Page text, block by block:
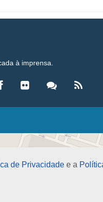
de Privacidade e a
à imprensa.
Lei